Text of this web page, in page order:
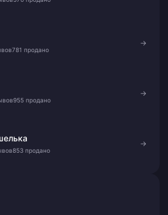
781 продано
→
955 продано
→
853 продано
→